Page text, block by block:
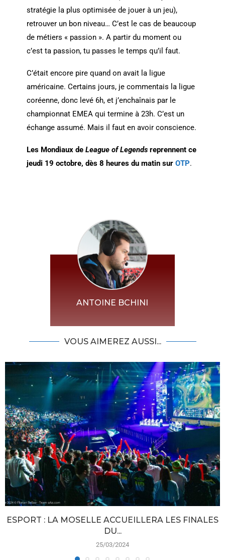
stratégie la plus optimisée de jouer à un jeu),
retrouver un bon niveau… C’est le cas de beaucoup
de métiers « passion ». A partir du moment ou
c’est ta passion, tu passes le temps qu’il faut.
C’était encore pire quand on avait la ligue
américaine. Certains jours, je commentais la ligue
coréenne, donc levé 6h, et j’enchaînais par le
championnat EMEA qui termine à 23h. C’est un
échange assumé. Mais il faut en avoir conscience.
Les Mondiaux de League of Legendsreprennent ce
jeudi 19 octobre, dès 8 heures du matin sur OTP.
ANTOINE BCHINI
VOUS AIMEREZ AUSSI...
ESPORT : LA MOSELLE ACCUEILLERA LES FINALES
DU...
25/03/2024